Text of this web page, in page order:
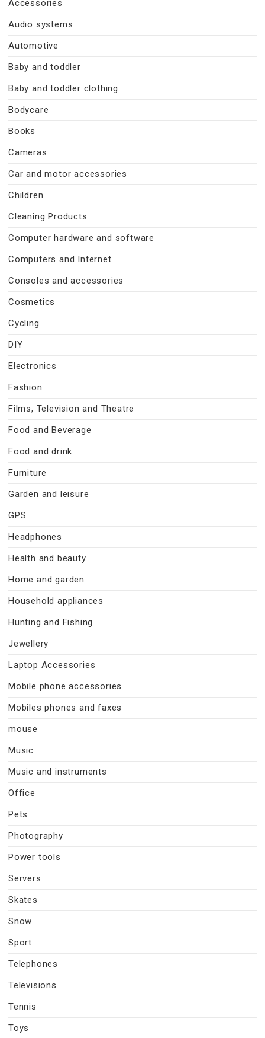
Accessories
Audio systems
Automotive
Baby and toddler
Baby and toddler clothing
Bodycare
Books
Cameras
Car and motor accessories
Children
Cleaning Products
Computer hardware and software
Computers and Internet
Consoles and accessories
Cosmetics
Cycling
DIY
Electronics
Fashion
Films, Television and Theatre
Food and Beverage
Food and drink
Furniture
Garden and leisure
GPS
Headphones
Health and beauty
Home and garden
Household appliances
Hunting and Fishing
Jewellery
Laptop Accessories
Mobile phone accessories
Mobiles phones and faxes
mouse
Music
Music and instruments
Office
Pets
Photography
Power tools
Servers
Skates
Snow
Sport
Telephones
Televisions
Tennis
Toys